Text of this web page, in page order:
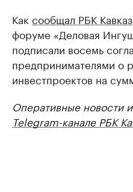
Как сообщал РБК Кавказ
форуме «Деловая
подписали восемь
предпринимателями о
инвестпроектов на
Оперативные новости
Telegram-канале РБК